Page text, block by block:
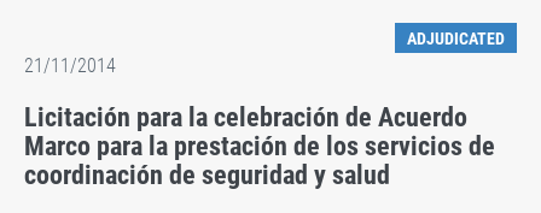
ADJUDICATED
21/11/2014
Licitación para la celebración de Acuerdo
Marco para la prestación de los servicios de
coordinación de seguridad y salud